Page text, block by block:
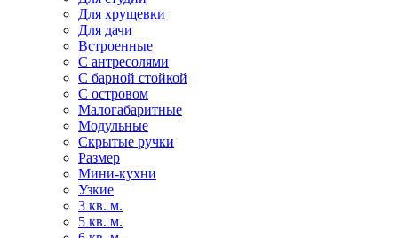
Для хрущевки
Для дачи
Встроенные
С антресолями
С барной стойкой
С островом
Малогабаритные
Модульные
Скрытые ручки
Размер
Мини-кухни
Узкие
3 кв. м.
5 кв. м.